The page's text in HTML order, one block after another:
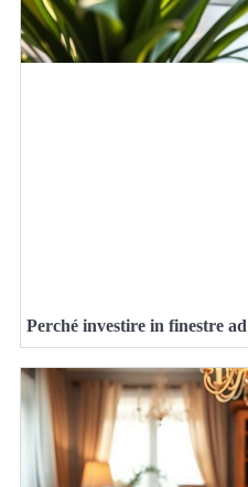
Perché investire in finestre